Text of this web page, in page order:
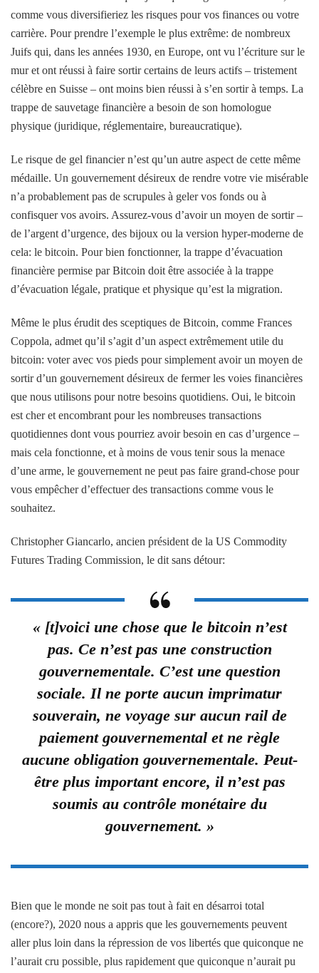
comme vous diversifieriez les risques pour vos finances ou votre
carrière. Pour prendre l’exemple le plus extrême: de nombreux
Juifs qui, dans les années 1930, en Europe, ont vu l’écriture sur le
mur et ont réussi à faire sortir certains de leurs actifs – tristement
célèbre en Suisse – ont moins bien réussi à s’en sortir à temps. La
trappe de sauvetage financière a besoin de son homologue
physique (juridique, réglementaire, bureaucratique).
Le risque de gel financier n’est qu’un autre aspect de cette même
médaille. Un gouvernement désireux de rendre votre vie misérable
n’a probablement pas de scrupules à geler vos fonds ou à
confisquer vos avoirs. Assurez-vous d’avoir un moyen de sortir –
de l’argent d’urgence, des bijoux ou la version hyper-moderne de
cela: le bitcoin. Pour bien fonctionner, la trappe d’évacuation
financière permise par Bitcoin doit être associée à la trappe
d’évacuation légale, pratique et physique qu’est la migration.
Même le plus érudit des sceptiques de Bitcoin, comme Frances
Coppola, admet qu’il s’agit d’un aspect extrêmement utile du
bitcoin: voter avec vos pieds pour simplement avoir un moyen de
sortir d’un gouvernement désireux de fermer les voies financières
que nous utilisons pour notre besoins quotidiens. Oui, le bitcoin
est cher et encombrant pour les nombreuses transactions
quotidiennes dont vous pourriez avoir besoin en cas d’urgence –
mais cela fonctionne, et à moins de vous tenir sous la menace
d’une arme, le gouvernement ne peut pas faire grand-chose pour
vous empêcher d’effectuer des transactions comme vous le
souhaitez.
Christopher Giancarlo, ancien président de la US Commodity
Futures Trading Commission, le dit sans détour:
« [t]voici une chose que le bitcoin n’est
pas. Ce n’est pas une construction
gouvernementale. C’est une question
sociale. Il ne porte aucun imprimatur
souverain, ne voyage sur aucun rail de
paiement gouvernemental et ne règle
aucune obligation gouvernementale. Peut-
être plus important encore, il n’est pas
soumis au contrôle monétaire du
gouvernement. »
Bien que le monde ne soit pas tout à fait en désarroi total
(encore?), 2020 nous a appris que les gouvernements peuvent
aller plus loin dans la répression de vos libertés que quiconque ne
l’aurait cru possible, plus rapidement que quiconque n’aurait pu